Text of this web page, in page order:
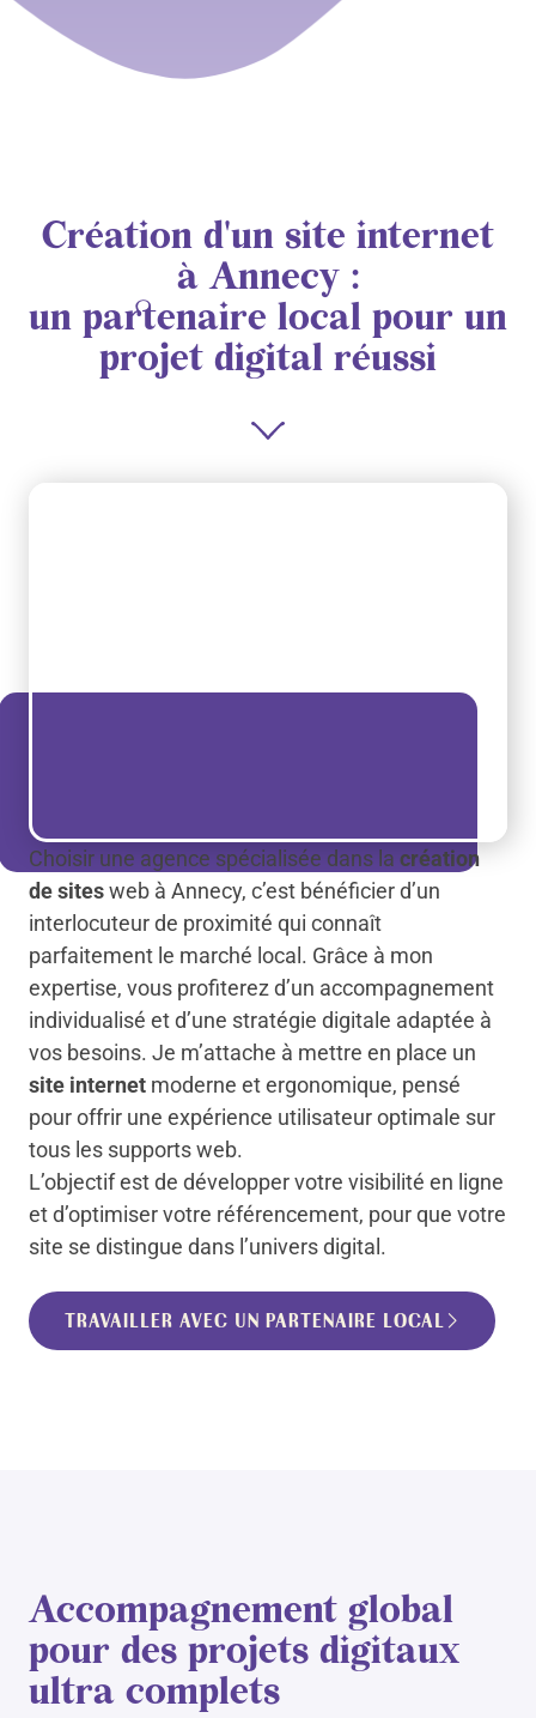
Création d'un site internet
à Annecy :
un partenaire local pour un
projet digital réussi
Choisir une agence spécialisée dans la création
de sitesweb à Annecy, c’est bénéficier d’un
interlocuteur de proximité qui connaît
parfaitement le marché local. Grâce à mon
expertise, vous profiterez d’un accompagnement
individualisé et d’une stratégie digitale adaptée à
vos besoins. Je m’attache à mettre en place un
site internet moderne et ergonomique, pensé
pour offrir une expérience utilisateur optimale sur
tous les supports web.
L’objectif est de développer votre visibilité en ligne
et d’optimiser votre référencement, pour que votre
site se distingue dans l’univers digital.
TRAVAILLER AVEC UN PARTENAIRE LOCAL
Accompagnement global
pour des projets digitaux
ultra complets